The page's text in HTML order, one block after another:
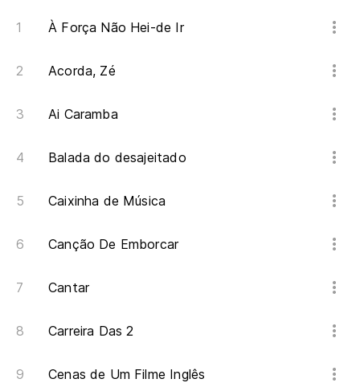
À Força Não Hei-de Ir
Acorda, Zé
Ai Caramba
Balada do desajeitado
Caixinha de Música
Canção De Emborcar
Cantar
Carreira Das 2
Cenas de Um Filme Inglês